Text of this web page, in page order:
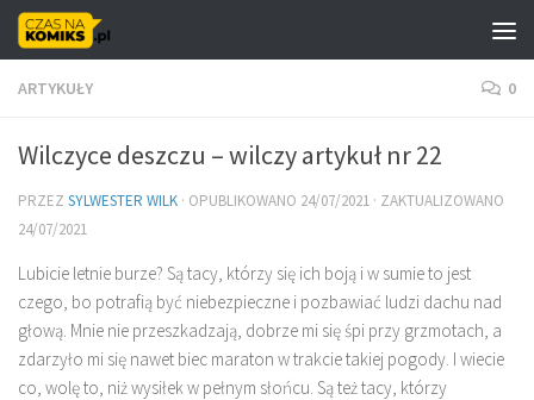
Skip to content
ARTYKUŁY 0
Wilczyce deszczu – wilczy artykuł nr 22
PRZEZ SYLWESTER WILK · OPUBLIKOWANO 24/07/2021 · ZAKTUALIZOWANO
24/07/2021
Lubicie letnie burze? Są tacy, którzy się ich boją i w sumie to jest
czego, bo potrafią być niebezpieczne i pozbawiać ludzi dachu nad
głową. Mnie nie przeszkadzają, dobrze mi się śpi przy grzmotach, a
zdarzyło mi się nawet biec maraton w trakcie takiej pogody. I wiecie
co, wolę to, niż wysiłek w pełnym słońcu. Są też tacy, którzy